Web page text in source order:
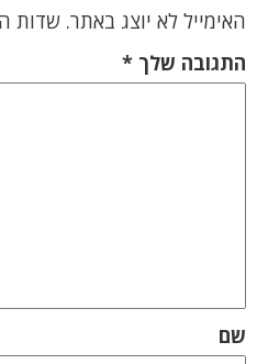
האימייל לא יוצג באתר. שדות
התגובה שלך *
שם